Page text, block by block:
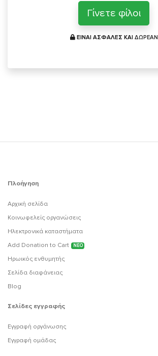
Γίνετε φίλοι
ΕΙΝΑΙ ΑΣΦΑΛΕΣ ΚΑΙ ΔΩΡΕΑΝ
Πλοήγηση
Αρχική σελίδα
Κοινωφελείς οργανώσεις
Ηλεκτρονικά καταστήματα
Add Donation to Cart
ΝΕΟ
Ηρωικός ενθυμητής
Σελίδα διαφάνειας
Blog
Σελίδες εγγραφής
Εγγραφή οργάνωσης
Εγγραφή ομάδας